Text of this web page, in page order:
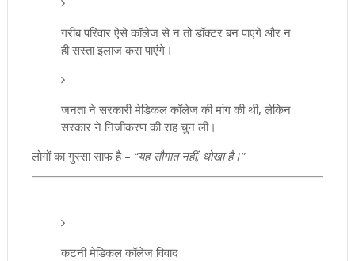
गरीब परिवार ऐसे कॉलेज से न तो डॉक्टर बन पाएंगे और न
ही सस्ता इलाज करा पाएंगे।
जनता ने सरकारी मेडिकल कॉलेज की मांग की थी, लेकिन
सरकार ने निजीकरण की राह चुन ली।
लोगों का गुस्सा साफ है – “यह सौगात नहीं, धोखा है।”
कटनी मेडिकल कॉलेज विवाद